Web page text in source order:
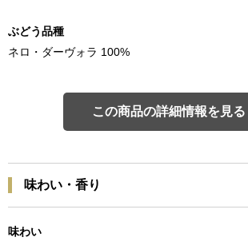
ぶどう品種
ネロ・ダーヴォラ 100%
この商品の詳細情報を見る
味わい・香り
味わい